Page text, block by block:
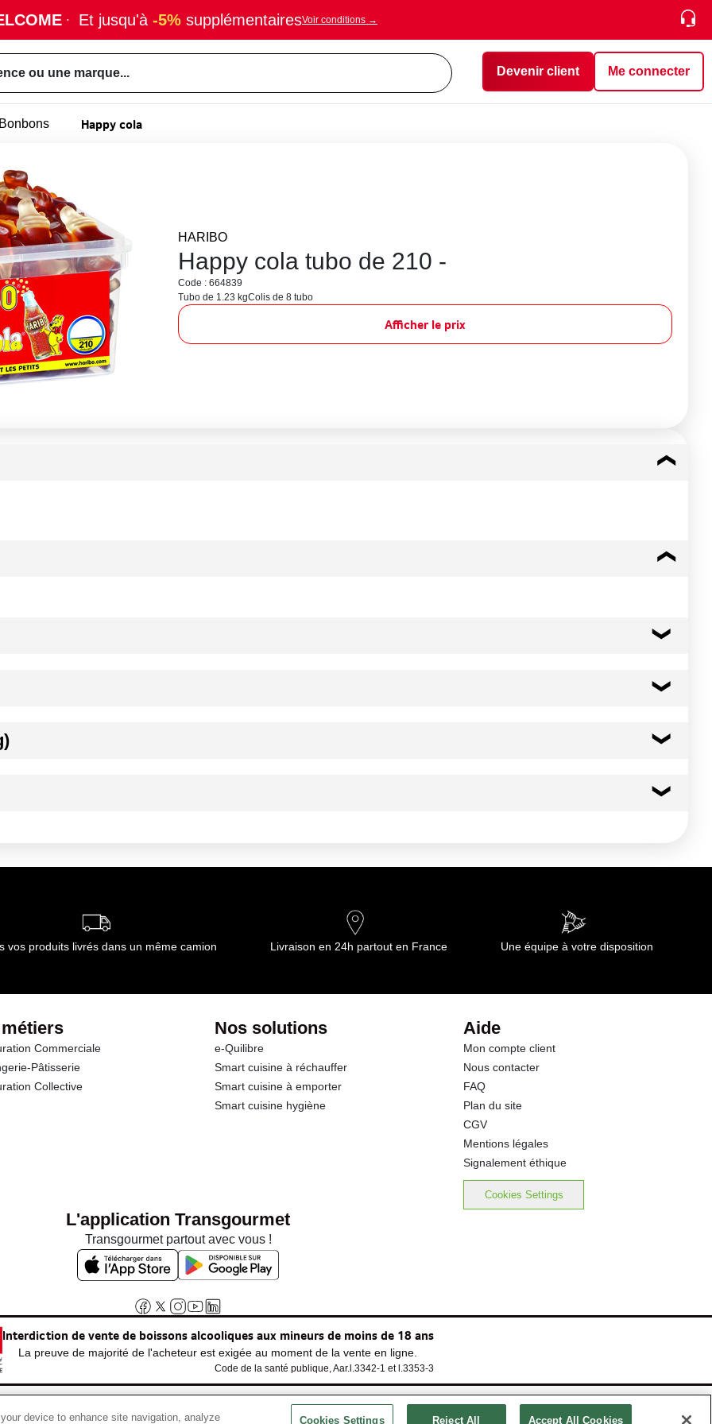
· Et jusqu'à -5% supplémentairesVoir conditions →
ou une marque... Devenir client Me connecter
Bonbons Happy cola
HARIBO
Happy cola tubo de 210 -
Code : 664839
Tubo de 1.23 kgColis de 8 tubo
Afficher le prix
sirop de caramel; arôme; agents d'enrobage: cire d'abeille blanche et jaune, cire de carnauba.
vos produits livrés dans un même camion Livraison en 24h partout en France Une équipe à votre disposition
Commerciale
Pâtisserie
Collective
Nos solutions
e-Quilibre
Smart cuisine à réchauffer
Smart cuisine à emporter
Smart cuisine hygiène
Aide
Mon compte client
Nous contacter
FAQ
Plan du site
CGV
Mentions légales
Signalement éthique
Cookies Settings
L'application Transgourmet
Transgourmet partout avec vous !
Interdiction de vente de boissons alcooliques aux mineurs de moins de 18 ans
La preuve de majorité de l'acheteur est exigée au moment de la vente en ligne.
Code de la santé publique, Aar.l.3342-1 et l.3353-3
© Tous droits réservés
device to enhance site navigation, analyze Cookies Settings Reject All Accept All Cookies